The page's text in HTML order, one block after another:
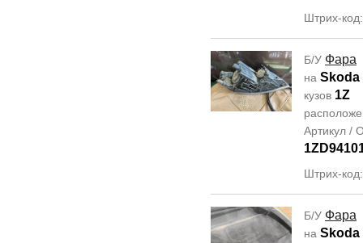
Штрих-
Б/У Фара
на Skoda
кузов 1Z
Артикул /
Штрих-
Б/У Фара
на Skoda